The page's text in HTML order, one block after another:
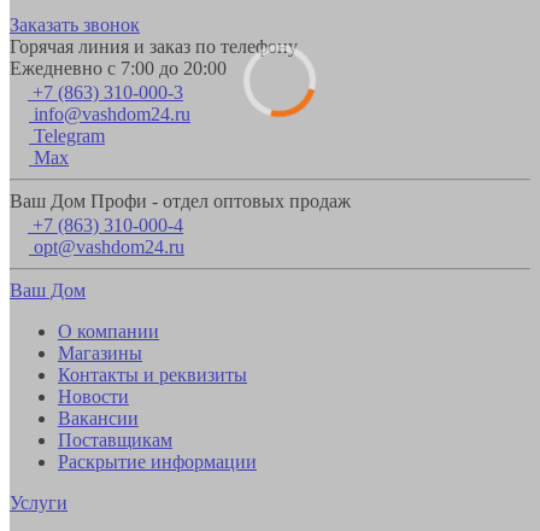
Заказать звонок
Горячая линия и заказ по телефону
Ежедневно с 7:00 до 20:00
+7 (863) 310-000-3
info@vashdom24.ru
Telegram
Max
Ваш Дом Профи - отдел оптовых продаж
+7 (863) 310-000-4
opt@vashdom24.ru
Ваш Дом
О компании
Магазины
Контакты и реквизиты
Новости
Вакансии
Поставщикам
Раскрытие информации
Услуги